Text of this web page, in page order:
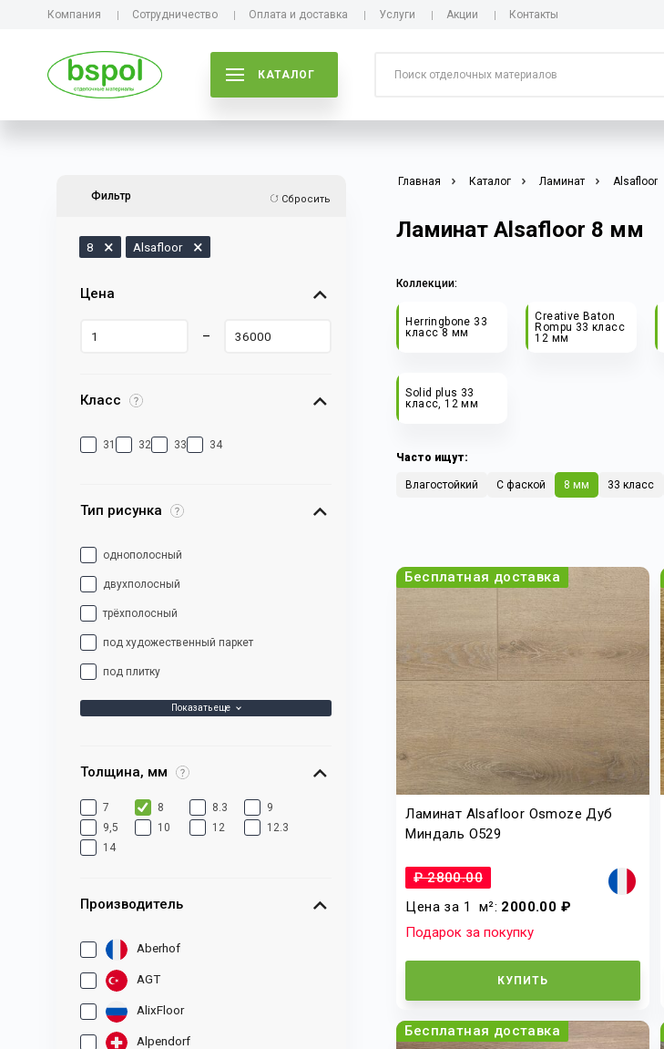
Компания Сотрудничество Оплата и доставка Услуги Акции Контакты
КАТАЛОГ
Фильтр Сбросить
8 Alsafloor
Цена
–
Класс
31 32 33 34
Тип рисунка
однополосный
двухполосный
трёхполосный
под художественный паркет
под плитку
Показать еще
Толщина, мм
7 8 8.3
9
9,5
10 12
12.3
14
Производитель
Aberhof
AGT
AlixFloor
Alpendorf
Главная Каталог Ламинат Alsafloor
Ламинат Alsafloor 8 мм
Коллекции:
Herringbone 33
класс 8 мм
Creative Baton
Rompu 33 класс
12 мм
Solid plus 33
класс, 12 мм
Часто ищут:
Влагостойкий С фаской 8 мм 33 класс
Бесплатная доставка
Ламинат Alsafloor Osmoze Дуб
Миндаль O529
₽ 2800.00
Цена за 1 м²: 2000.00 ₽
Подарок за покупку
КУПИТЬ
Бесплатная доставка